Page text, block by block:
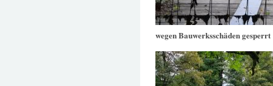
wegen Bauwerksschäden gesperrt